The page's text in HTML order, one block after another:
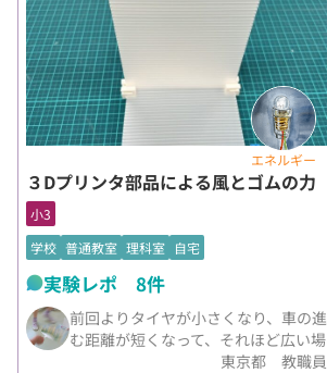
エネルギー
３Dプリンタ部品による風とゴムの力
小3
学校 普通教室 理科室 自宅
実験レポ 8件
前回よりタイヤが小さくなり、車の進
む距離が短くなって、それほど広い場
東京都 教職員